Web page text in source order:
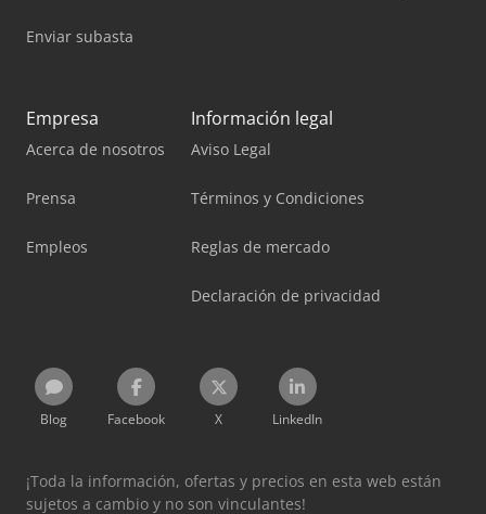
Enviar subasta
Empresa
Acerca de nosotros
Prensa
Empleos
Información legal
Aviso Legal
Términos y Condiciones
Reglas de mercado
Declaración de privacidad
Blog Facebook X LinkedIn
¡Toda la información, ofertas y precios en esta web están
sujetos a cambio y no son vinculantes!